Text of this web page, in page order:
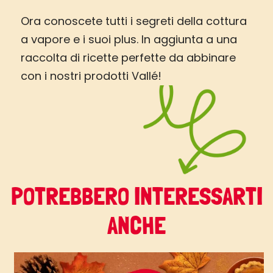
Ora conoscete tutti i segreti della cottura
a vapore e i suoi plus. In aggiunta a una
raccolta di ricette perfette da abbinare
con i nostri prodotti Vallé!
POTREBBERO INTERESSARTI
ANCHE